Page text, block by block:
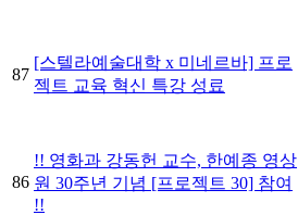
87
[스텔라예술대학 x 미네르바] 프로
젝트 교육 혁신 특강 성료
86
!! 영화과 강동헌 교수, 한예종 영상
원 30주년 기념 [프로젝트 30] 참여
!!